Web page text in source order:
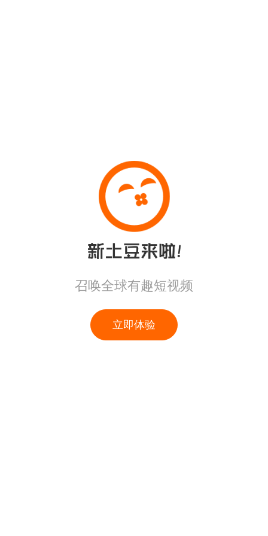
召唤全球有趣短视频
立即体验